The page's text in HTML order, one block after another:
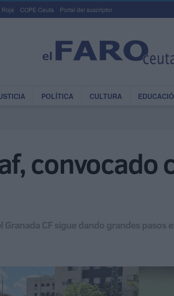
Roja COPE Ceuta Portal del suscriptor
POLÍTICA CULTURA
convocado
Granada CF sigue dando grandes